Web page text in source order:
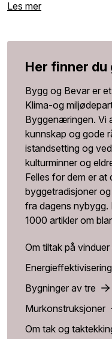
Les mer
Her finner
Bygg og Bevar er
Klima-og
Byggenæringen. Vi
kunnskap og gode
istandsetting og
kulturminner og
Felles for dem er at
byggetradisjoner
fra dagens nybygg.
1000 artikler om
Om tiltak på
Bygninger av tre
Murkonstruksjoner
Om tak og